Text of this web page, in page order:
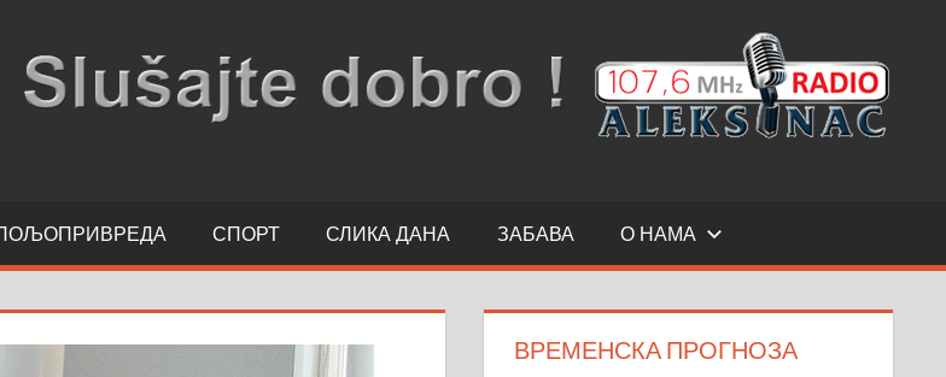
СПОРТ СЛИКА ДАНА ЗАБАВА О НАМА
ВРЕМЕНСКА ПРОГНОЗА